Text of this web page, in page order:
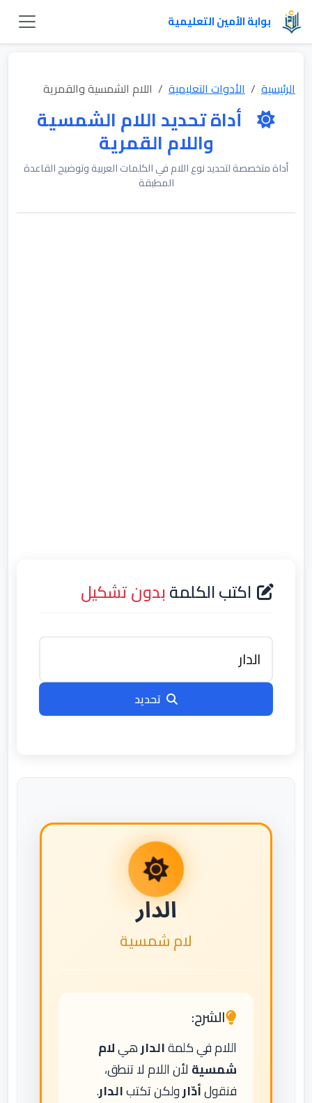
بوابة الأمين التعليمية
الرئيسية الأدوات التعليمية اللام الشمسية والقمرية
أداة تحديد اللام الشمسية
واللام القمرية
أداة متخصصة لتحديد نوع اللام في الكلمات العربية وتوضيح القاعدة
المطبقة
اكتب الكلمةبدون تشكيل
تحديد
الدار
لام شمسية
الشرح:
اللام في كلمةالدارهيلام
شمسيةلأن اللام لا تنطق،
فنقولأدّارولكن تكتبالدار.